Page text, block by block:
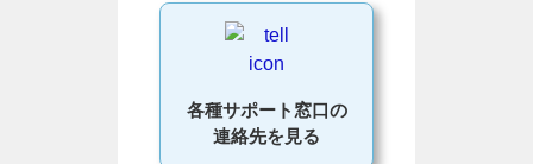
各種サポート窓口の
連絡先を見る